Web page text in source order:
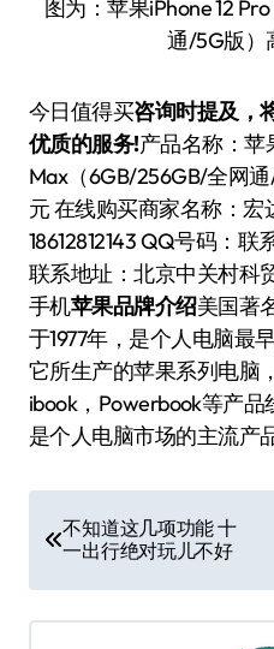
图为：苹果iPhone 12
通/5G版）
今日值得买咨询时提及，
优质的服务!产品名称：苹
Max（6GB/256GB/全网
元 在线购买商家名称：宏
18612812143 QQ号码： 联
联系地址：北京中关村科
手机苹果品牌介绍美国著
于1977年，是个人电脑最
它所生产的苹果系列电脑
ibook，Powerbook等产
是个人电脑市场的主流产
章
导
航
不知道这几项功能 十
一出行绝对玩儿不好